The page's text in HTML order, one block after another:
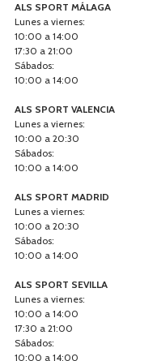
ALS SPORT MÁLAGA
Lunes a viernes:
10:00 a 14:00
17:30 a 21:00
Sábados:
10:00 a 14:00
ALS SPORT VALENCIA
Lunes a viernes:
10:00 a 20:30
Sábados:
10:00 a 14:00
ALS SPORT MADRID
Lunes a viernes:
10:00 a 20:30
Sábados:
10:00 a 14:00
ALS SPORT SEVILLA
Lunes a viernes:
10:00 a 14:00
17:30 a 21:00
Sábados:
10:00 a 14:00